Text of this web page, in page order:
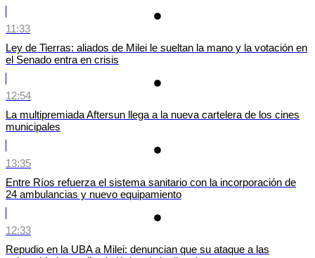
11:33
Ley de Tierras: aliados de Milei le sueltan la mano y la votación en
el Senado entra en crisis
12:54
La multipremiada Aftersun llega a la nueva cartelera de los cines
municipales
13:35
Entre Ríos refuerza el sistema sanitario con la incorporación de
24 ambulancias y nuevo equipamiento
12:33
Repudio en la UBA a Milei: denuncian que su ataque a las